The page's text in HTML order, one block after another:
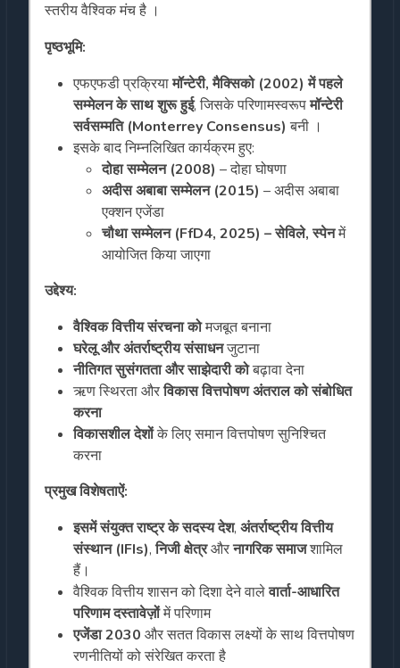
स्तरीय वैश्विक मंच है ।
पृष्ठभूमि:
एफएफडी प्रक्रियामॉन्टेरी, मैक्सिको (2002) में पहले
सम्मेलन के साथ शुरू हुई, जिसके परिणामस्वरूपमॉन्टेरी
सर्वसम्मति (Monterrey Consensus)बनी ।
इसके बाद निम्नलिखित कार्यक्रम हुए:
दोहा सम्मेलन (2008) – दोहा घोषणा
अदीस अबाबा सम्मेलन (2015) – अदीस अबाबा
एक्शन एजेंडा
चौथा सम्मेलन (FfD4, 2025) – सेविले, स्पेनमें
आयोजित किया जाएगा
उद्देश्य:
वैश्विक वित्तीय संरचना कोमजबूत बनाना
घरेलू और अंतर्राष्ट्रीय संसाधनजुटाना
नीतिगत सुसंगतता और साझेदारी कोबढ़ावा देना
ऋण स्थिरता औरविकास वित्तपोषण अंतराल को संबोधित
करना
विकासशील देशोंके लिए समान वित्तपोषण सुनिश्चित
करना
प्रमुख विशेषताऐं:
इसमें संयुक्त राष्ट्र के सदस्य देश, अंतर्राष्ट्रीय वित्तीय
संस्थान (IFIs),निजी क्षेत्रऔरनागरिक समाजशामिल
हैं।
वैश्विक वित्तीय शासन को दिशा देने वालेवार्ता-आधारित
परिणाम दस्तावेज़ोंमें परिणाम
एजेंडा 2030 और सतत विकास लक्ष्यों के साथ वित्तपोषण
रणनीतियों को संरेखित करता है